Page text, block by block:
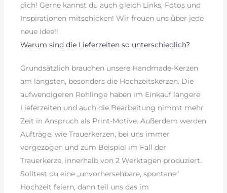
dich! Gerne kannst du auch gleich Links, Fotos und
Inspirationen mitschicken! Wir freuen uns über jede
neue Idee!!
Warum sind die Lieferzeiten so unterschiedlich?
Grundsätzlich brauchen unsere Handmade-Kerzen
am längsten, besonders die Hochzeitskerzen. Die
aufwendigeren Rohlinge haben im Einkauf längere
Lieferzeiten und auch die Bearbeitung nimmt mehr
Zeit in Anspruch als Print-Motive. Außerdem werden
Aufträge, wie Trauerkerzen, bei uns immer
vorgezogen und zum Beispiel im Fall der
Trauerkerze, innerhalb von 2 Werktagen produziert.
Solltest du eine „unvorhersehbare, spontane“
Hochzeit feiern, dann teil uns das im